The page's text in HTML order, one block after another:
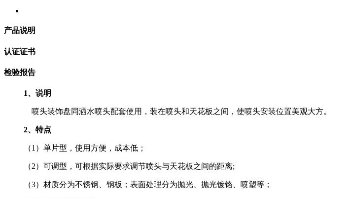
产品说明
认证证书
检验报告
1、说明
喷头装饰盘同洒水喷头配套使用，装在喷头和天花板之间，使喷头安装位置美观大方。
2、特点
（1）单片型，使用方便，成本低；
（2）可调型，可根据实际要求调节喷头与天花板之间的距离;
（3）材质分为不锈钢、钢板；表面处理分为抛光、抛光镀铬、喷塑等；